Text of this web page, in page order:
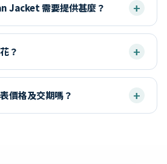
Jacket 需要提供甚麼？
？
價格及交期嗎？